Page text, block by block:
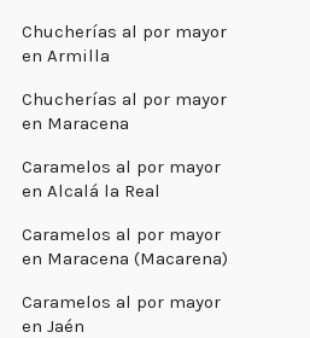
Chucherías al por mayor
en Armilla
Chucherías al por mayor
en Maracena
Caramelos al por mayor
en Alcalá la Real
Caramelos al por mayor
en Maracena (Macarena)
Caramelos al por mayor
en Jaén